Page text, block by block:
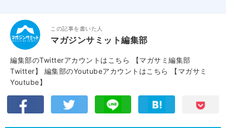
この記事を書いた人
マガジンサミット編集部
編集部のTwitterアカウントはこちら
【マガサミ編集部
Twitter】
編集部のYoutubeアカウントはこちら
【マガサミ
Youtube】